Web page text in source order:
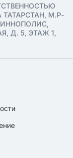
ТАТАРСТАН, М.Р-
Д. 5, ЭТАЖ 1,